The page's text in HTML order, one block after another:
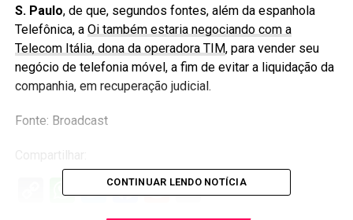
S. Paulo, de que, segundos fontes, além da espanhola
Telefônica, a Oi também estaria negociando com a
Telecom Itália, dona da operadora TIM, para vender seu
negócio de telefonia móvel, a fim de evitar a liquidação da
companhia, em recuperação judicial.
Fonte: Broadcast
Copy
WhatsApp
Twitter
Facebook
Reddit
Email
CONTINUAR LENDO NOTÍCIA